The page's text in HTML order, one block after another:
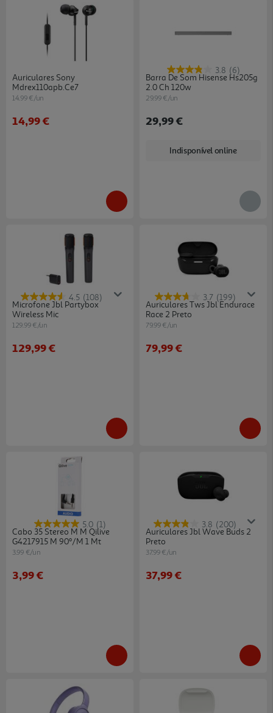
Auriculares Sony
Mdrex110apb.ce7
14.99 €/un
14,99 €
3.8 (6)
Barra De Som Hisense Hs205g
2.0 Ch 120w
29.99 €/un
29,99 €
Indisponível online
4.5 (108)
Microfone Jbl Partybox
Wireless Mic
129.99 €/un
129,99 €
3.7 (199)
Auriculares Tws Jbl Endurace
Race 2 Preto
79.99 €/un
79,99 €
5.0 (1)
Cabo 35 Stereo M M Qilive
G4217915 M 90º/m 1 Mt
3.99 €/un
3,99 €
3.8 (200)
Auriculares Jbl Wave Buds 2
Preto
37.99 €/un
37,99 €